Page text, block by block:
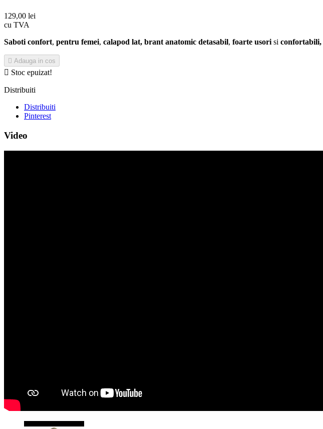
129,00 lei
cu TVA
Saboti confort, pentru femei, calapod lat, brant anatomic detasabil, foarte usorisi confortabili,
 Adauga in cos
 Stoc epuizat!
Distribuiti
Distribuiti
Pinterest
Video